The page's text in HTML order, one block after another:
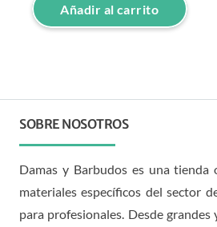
Añadir al carrito
SOBRE NOSOTROS
Damas y Barbudos es una
materiales específicos del sector
para profesionales. Desde